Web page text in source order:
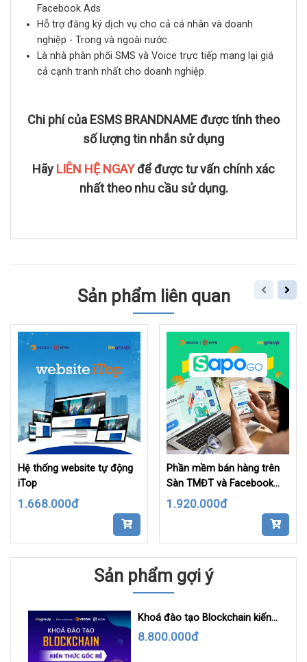
Facebook Ads
Hỗ trợ đăng ký dịch vụ cho cả cá nhân và doanh
nghiệp - Trong và ngoài nước.
Là nhà phân phối SMS và Voice trực tiếp mang lại giá
cả cạnh tranh nhất cho doanh nghiệp.
Chi phí của ESMS BRANDNAME được tính theo
số lượng tin nhắn sử dụng
Hãy LIÊN HỆ NGAYđể được tư vấn chính xác
nhất theo nhu cầu sử dụng.
Sản phẩm liên quan
Hệ thống website tự động
iTop
1.668.000đ
Phần mềm bán hàng trên
Sàn TMĐT và Facebook
SapoGo
1.920.000đ
Sản phẩm gợi ý
Khoá đào tạo Blockchain kiến
thức gốc rễ
8.800.000đ